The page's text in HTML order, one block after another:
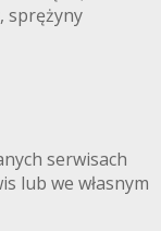
sprężyny
serwisach
lub we własnym